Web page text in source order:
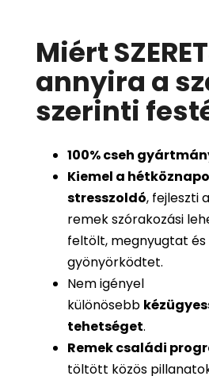
Miért
annyira a
szerinti
100%cseh
Kiemel a
stresszoldó, fejleszti
remek szórakozási
feltölt, megnyugtat és
gyönyörködtet.
Nem igényel
különösebb
tehetséget.
Remek családi
töltött közös